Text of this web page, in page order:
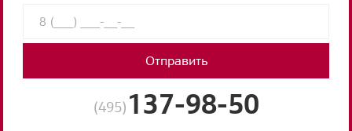
Отправить
(495) 137-98-50